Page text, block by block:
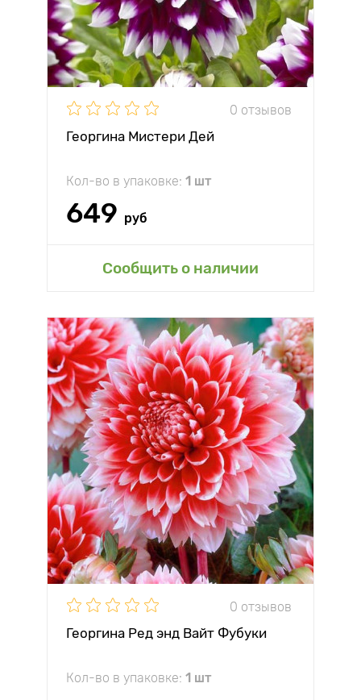
0 отзывов
Георгина Мистери Дей
Кол-во в упаковке: 1 шт
649 руб
Сообщить о наличии
0 отзывов
Георгина Ред энд Вайт Фубуки
Кол-во в упаковке: 1 шт